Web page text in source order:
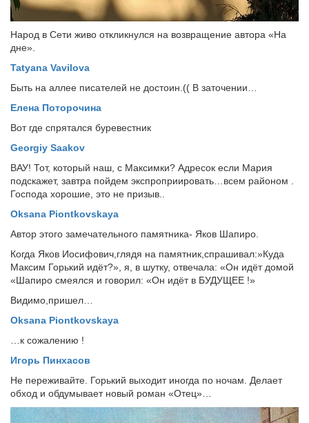
Народ в Сети живо откликнулся на возвращение автора «На
дне».
Tatyana Vavilova
Быть на аллее писателей не достоин.(( В заточении…
Елена Поторочина
Вот где спрятался буревестник
Georgiy Saakov
ВАУ! Тот, который наш, с Максимки? Адресок если Мария
подскажет, завтра пойдем экспроприировать…всем районом .
Господа хорошие, это не призыв..
Oksana Piontkovskaya
Автор этого замечательного памятника- Яков Шапиро.
Когда Яков Иосифович,глядя на памятник,спрашивал:»Куда
Максим Горький идёт?», я, в шутку, отвечала: «Он идёт домой
«Шапиро смеялся и говорил: «Он идёт в БУДУЩЕЕ !»
Видимо,пришел…
Oksana Piontkovskaya
…к сожалению !
Игорь Пинхасов
Не переживайте. Горький выходит иногда по ночам. Делает
обход и обдумывает новый роман «Отец»…